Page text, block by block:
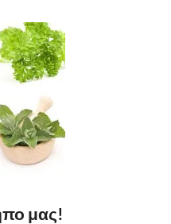
τε
ίτ
μας!